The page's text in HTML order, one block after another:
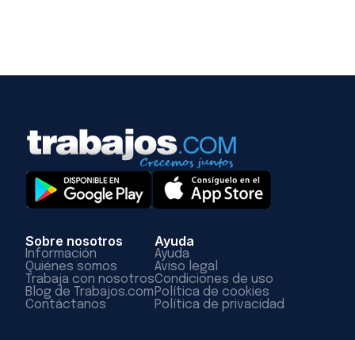
Sobre nosotros
Información
Quiénes somos
Trabaja con nosotros
Blog de Trabajos.com
Contáctanos
Ayuda
Ayuda
Aviso legal
Condiciones de uso
Política de cookies
Política de privacidad